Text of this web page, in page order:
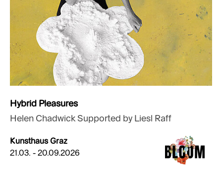
Hybrid Pleasures
Helen Chadwick Supported by Liesl Raff
Kunsthaus Graz
21.03. - 20.09.2026